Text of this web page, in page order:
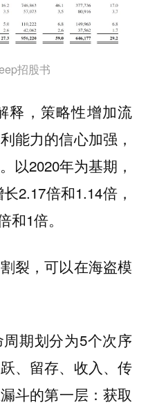
招股书
释，策略性增加流
能力的信心加强，
以2020年为基期，
2.17倍和1.14倍，
1倍。
裂，可以在海盗模
期划分为5个次序
、留存、收入、传
斗的第一层：获取